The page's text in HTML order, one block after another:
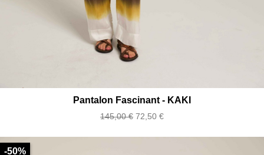
Pantalon Fascinant - KAKI
Prix
base
145,00 € Prix
72,50 €
-50%